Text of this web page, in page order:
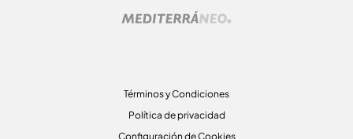
Términos y Condiciones
Política de privacidad
Configuración de Cookies